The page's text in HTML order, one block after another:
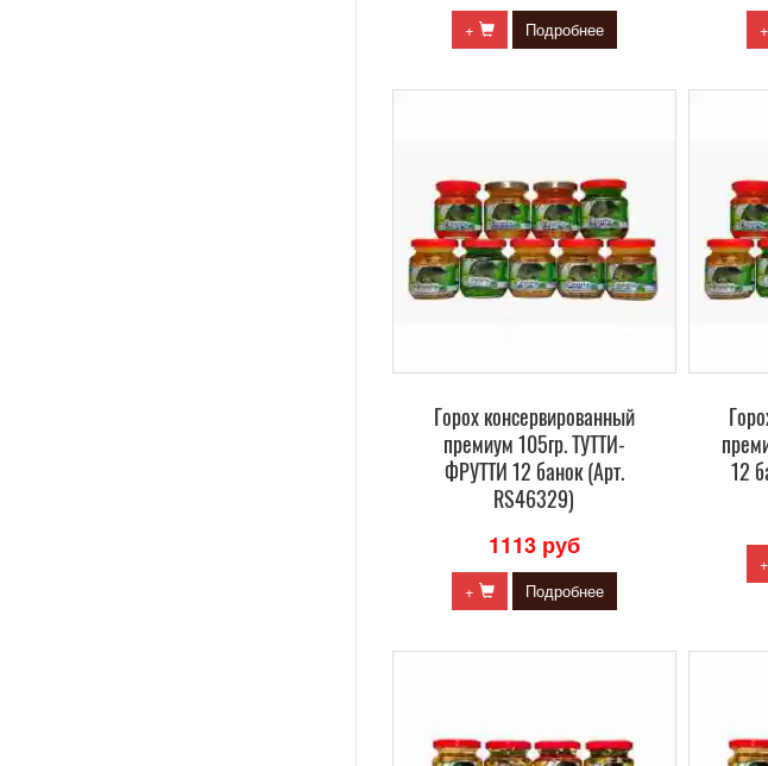
+ Подробнее
Горох консервированный
премиум 105гр. ТУТТИ-
ФРУТТИ 12 банок (Арт.
RS46329)
1113 руб
+ Подробнее
12